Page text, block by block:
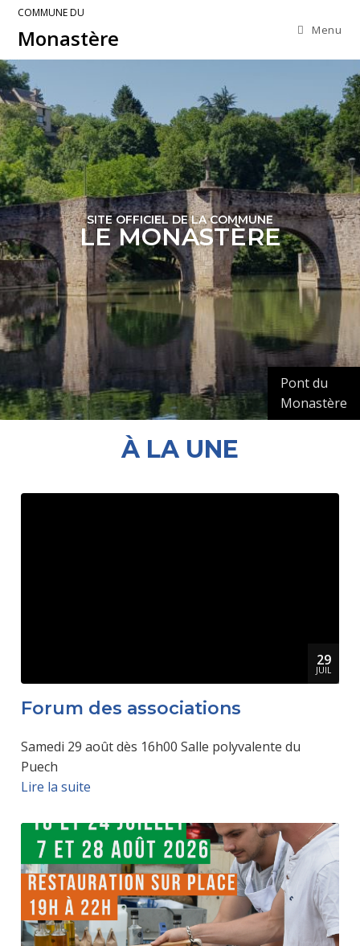
COMMUNE DU
Monastère Menu
Pont du
Monastère
SITE OFFICIEL DE LA COMMUNE
LE MONASTÈRE
À LA UNE
29
JUIL
Forum des associations
Samedi 29 août dès 16h00 Salle polyvalente du
Puech
Lire la suite